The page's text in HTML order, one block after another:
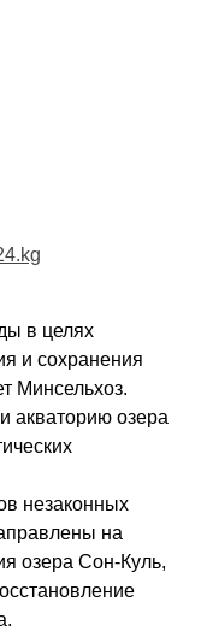
в целях
и сохранения
Минсельхоз.
акваторию озера
незаконных
на
озера Сон-Куль,